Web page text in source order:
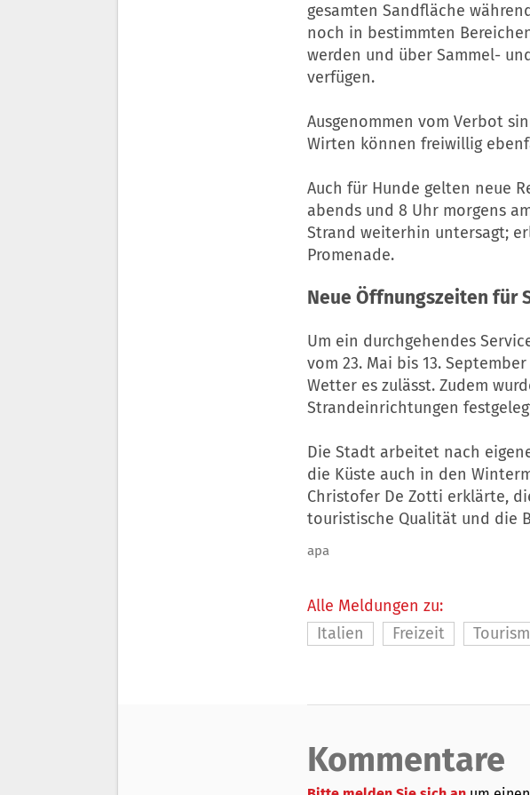
gesamten Sandfläche
noch in bestimmten
werden und über Sammel-
verfügen.
Ausgenommen vom Verbot
Wirten können freiwillig
Auch für Hunde gelten neue
abends und 8 Uhr morgens
Strand weiterhin untersagt;
Promenade.
Neue Öffnungszeiten für
Um ein durchgehendes
vom 23. Mai bis 13.
Wetter es zulässt. Zudem
Strandeinrichtungen
Die Stadt arbeitet nach
die Küste auch in den
Christofer De Zotti erklärte,
touristische Qualität und die
apa
Alle Meldungen zu:
Italien
Freizeit
Kommentare